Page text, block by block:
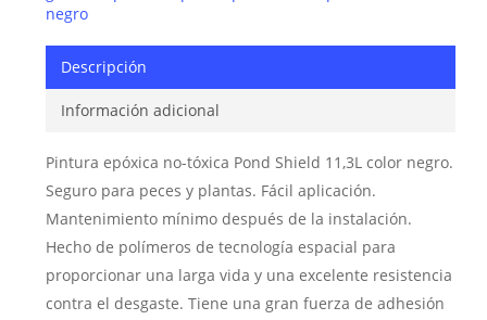
negro
Descripción
Información adicional
Pintura epóxica no-tóxica Pond Shield 11,3L color negro.
Seguro para peces y plantas. Fácil aplicación.
Mantenimiento mínimo después de la instalación.
Hecho de polímeros de tecnología espacial para
proporcionar una larga vida y una excelente resistencia
contra el desgaste. Tiene una gran fuerza de adhesión